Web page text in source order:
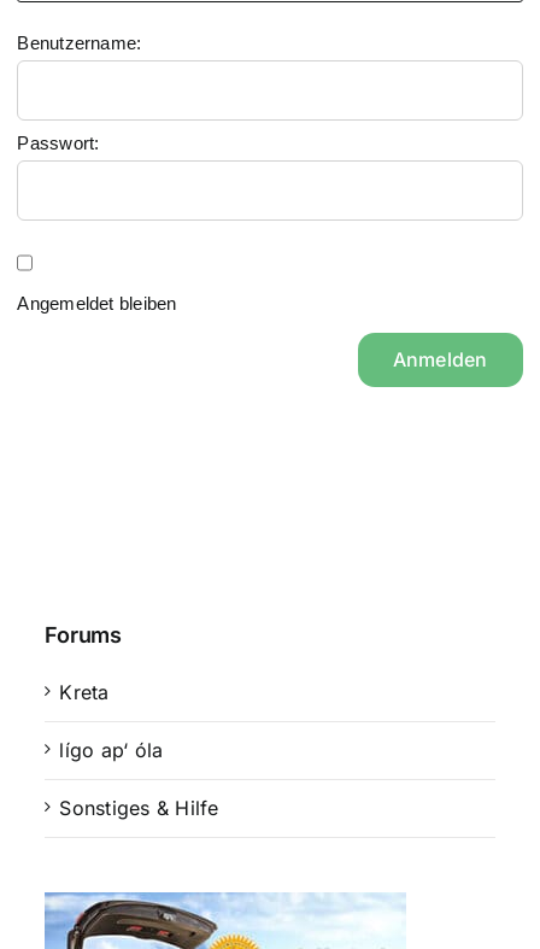
Benutzername:
Passwort:
Angemeldet bleiben
Anmelden
Forums
Kreta
lígo ap‘ óla
Sonstiges & Hilfe